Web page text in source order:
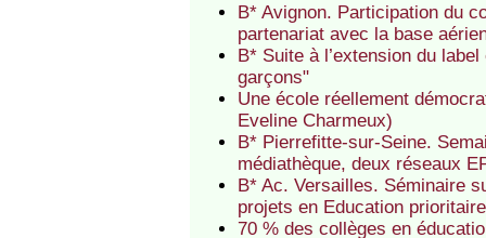
B* Avignon. Participation du
partenariat avec la base
B* Suite à l’extension du
garçons"
Une école réellement
Eveline Charmeux)
B* Pierrefitte-sur-Seine.
médiathèque, deux réseaux
B* Ac. Versailles. Séminaire
projets en Education
70 % des collèges en